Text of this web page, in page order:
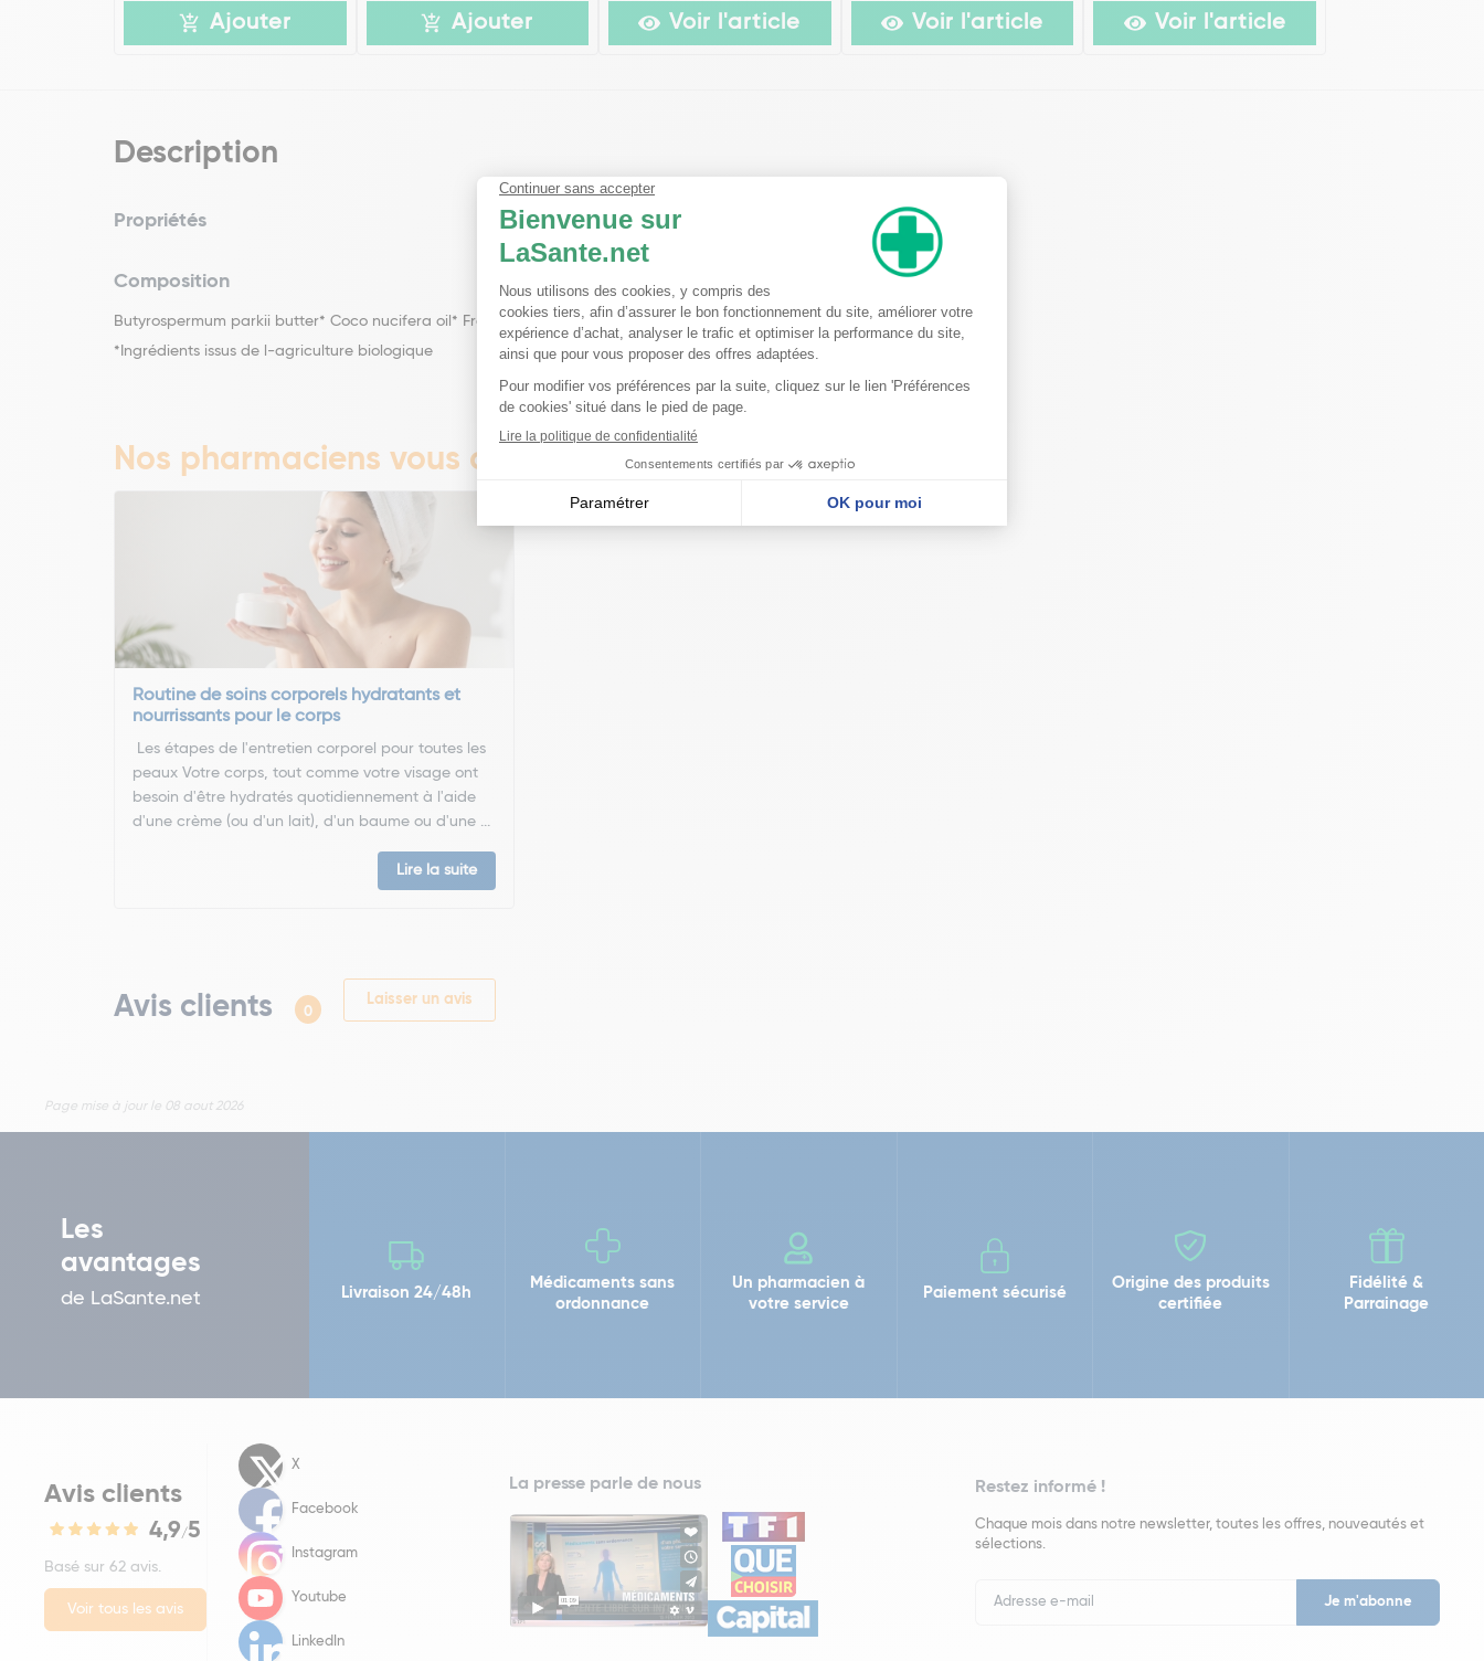
Ajouter Ajouter Voir l'article Voir l'article Voir l'article
Description
Propriétés
Composition
Butyrospermum parkii butter* Coco nucifera oil* Fragrance (Parfum) Linalool Limonene Benzyl Benzoate Benzyl Salicylate.
*Ingrédients issus de l-agriculture biologique
Nos pharmaciens vous conseillent
Routine de soins corporels hydratants et
nourrissants pour le corps
Les étapes de l'entretien corporel pour toutes les
peaux Votre corps, tout comme votre visage ont
besoin d'être hydratés quotidiennement à l'aide
d'une crème (ou d'un lait), d'un baume ou d'une ...
Lire la suite
Avis clients 0
Laisser un avis
Page mise à jour le 08 aout 2026
Les
avantages
de LaSante.net Livraison 24/48h
Médicaments sans
ordonnance
Un pharmacien à
votre service
Paiement sécurisé
Origine des produits
certifiée
Fidélité &
Parrainage
Avis clients
4,9/5
Basé sur 62 avis.
Voir tous les avis
X
Facebook
Instagram
Youtube
LinkedIn
La presse parle de nous Restez informé !
Chaque mois dans notre newsletter, toutes les offres, nouveautés et
sélections.
Newsletter